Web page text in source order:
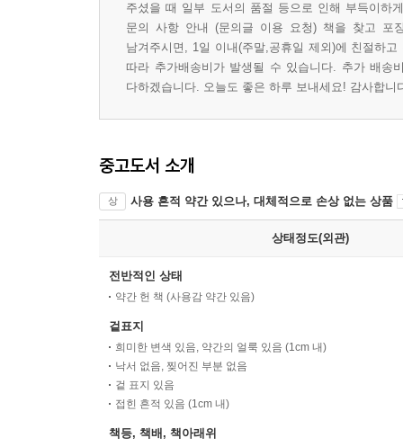
주셨을 때 일부 도서의 품절 등으로 인해 부득이하
문의 사항 안내 (문의글 이용 요청) 책을 찾고 포
남겨주시면, 1일 이내(주말,공휴일 제외)에 친절하
따라 추가배송비가 발생될 수 있습니다. 추가 배송
다하겠습니다. 오늘도 좋은 하루 보내세요! 감사합니
중고도서 소개
상 사용 흔적 약간 있으나, 대체적으로 손상 없는 상품
상태정도(외관)
전반적인 상태
약간 헌 책 (사용감 약간 있음)
겉표지
희미한 변색 있음, 약간의 얼룩 있음 (1cm 내)
낙서 없음, 찢어진 부분 없음
겉 표지 있음
접힌 흔적 있음 (1cm 내)
책등, 책배, 책아래위